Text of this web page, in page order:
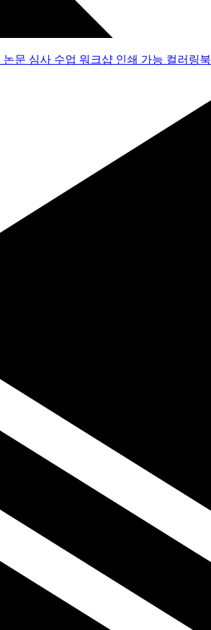
논문 심사 수업 워크샵 인쇄 가능 컬러링북